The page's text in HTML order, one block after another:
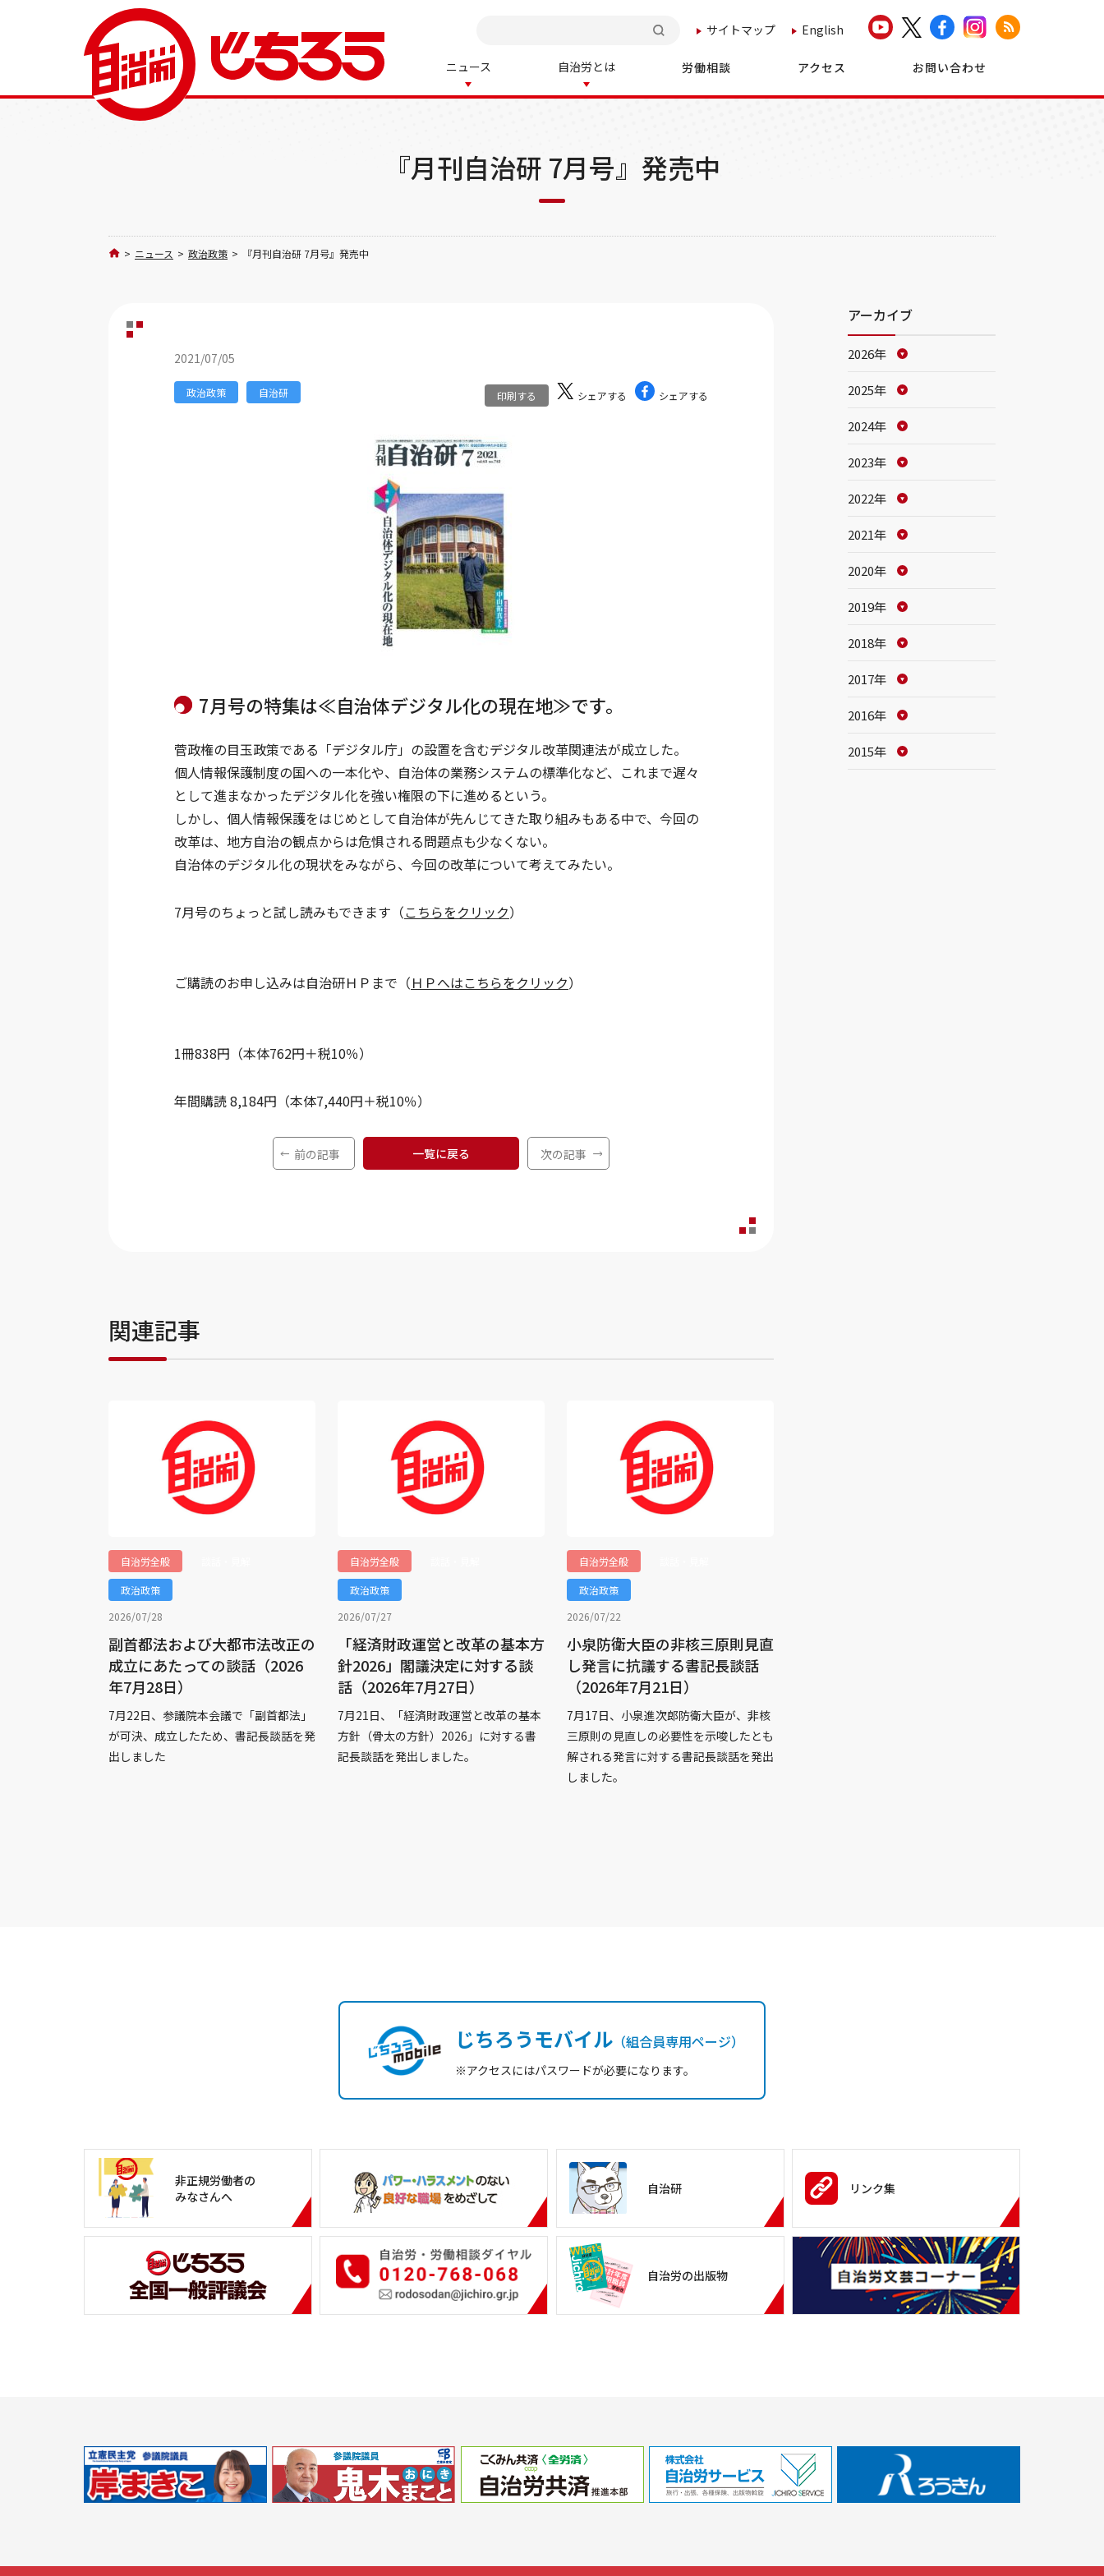
検索 サイトマップ English
ニュース 自治労とは 労働相談 アクセス お問い合わせ
『月刊自治研 7月号』発売中
> ニュース > 政治政策 > 『月刊自治研 7月号』発売中
2021/07/05
政治政策 自治研 印刷する シェアする シェアする
7月号の特集は≪自治体デジタル化の現在地≫です。
菅政権の目玉政策である「デジタル庁」の設置を含むデジタル改革関連法が成立した。
個人情報保護制度の国への一本化や、自治体の業務システムの標準化など、これまで遅々
として進まなかったデジタル化を強い権限の下に進めるという。
しかし、個人情報保護をはじめとして自治体が先んじてきた取り組みもある中で、今回の
改革は、地方自治の観点からは危惧される問題点も少なくない。
自治体のデジタル化の現状をみながら、今回の改革について考えてみたい。
7月号のちょっと試し読みもできます（こちらをクリック）
ご購読のお申し込みは自治研ＨＰまで（ＨＰへはこちらをクリック）
1冊838円（本体762円＋税10％）
年間購読 8,184円（本体7,440円＋税10％）
前の記事 一覧に戻る 次の記事
関連記事
自治労全般
政治政策
2026/07/28
副首都法および大都市法改正の
成立にあたっての談話（2026
年7月28日）
7月22日、参議院本会議で「副首都法」
が可決、成立したため、書記長談話を発
出しました
自治労全般
政治政策
2026/07/27
「経済財政運営と改革の基本方
針2026」閣議決定に対する談
話（2026年7月27日）
7月21日、「経済財政運営と改革の基本
方針（骨太の方針）2026」に対する書
記長談話を発出しました。
自治労全般
政治政策
2026/07/22
小泉防衛大臣の非核三原則見直
し発言に抗議する書記長談話
（2026年7月21日）
7月17日、小泉進次郎防衛大臣が、非核
三原則の見直しの必要性を示唆したとも
解される発言に対する書記長談話を発出
しました。
アーカイブ
2026年
2025年
2024年
2023年
2022年
2021年
2020年
2019年
2018年
2017年
2016年
2015年
じちろうモバイル（組合員専用ページ）
※アクセスにはパスワードが必要になります。
非正規労働者の
みなさんへ
自治研 リンク集
自治労の出版物